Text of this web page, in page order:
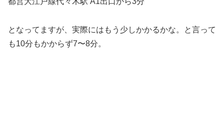
となってますが、実際にはもう少しかかるかな。
と言って
も10分もかからず7〜8分。